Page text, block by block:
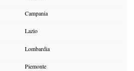
Campania
Lazio
Lombardia
Piemonte